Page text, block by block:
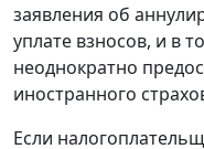
заявления об
уплате взносов, и в
неоднократно
иностранного
Если